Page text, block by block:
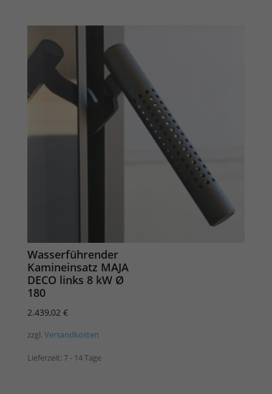
Wasserführender
Kamineinsatz MAJA
DECO links 8 kW Ø
180
2.439,02 €
zzgl. Versandkosten
Lieferzeit: 7 - 14 Tage